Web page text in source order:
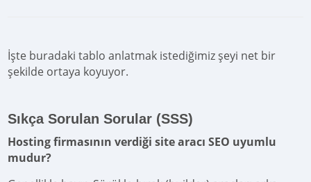
İşte buradaki tablo anlatmak istediğimiz şeyi net bir
şekilde ortaya koyuyor.
Sıkça Sorulan Sorular (SSS)
Hosting firmasının verdiği site aracı SEO uyumlu
mudur?